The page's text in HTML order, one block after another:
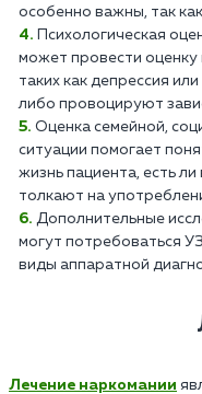
особенно важны, так
Психологическая
может провести оценку
таких как депрессия
либо провоцируют
Оценка семейной,
ситуации помогает
жизнь пациента, есть
толкают на
Дополнительные
могут потребоваться
виды аппаратной
Лечение наркомании